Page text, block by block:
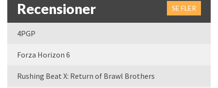
Recensioner SE FLER
4PGP
Forza Horizon 6
Rushing Beat X: Return of Brawl Brothers